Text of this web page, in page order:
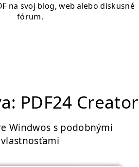
na svoj blog, web alebo diskusné
fórum.
PDF24 Creator
Windwos s podobnými
vlastnosťami